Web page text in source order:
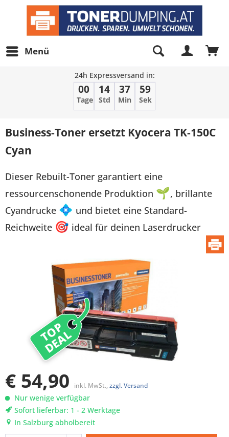
Menü
24h Expressversand in:
00
Tage
14
Std
37
Min
59
Sek
Business-Toner ersetzt Kyocera TK-150C
Cyan
Dieser Rebuilt-Toner garantiert eine
ressourcenschonende Produktion 🌱, brillante
Cyandrucke 💠 und bietet eine Standard-
Reichweite 🎯 ideal für deinen Laserdrucker
TOP
DEAL
€ 54,90 inkl. MwSt., zzgl. Versand
Nur wenige verfügbar
Sofort lieferbar: 1 - 2 Werktage
In Salzburg abholbereit